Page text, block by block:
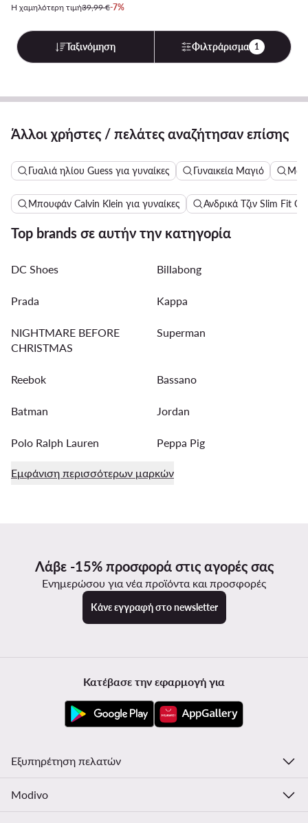
Η χαμηλότερη τιμή39,99 €-7%
Ταξινόμηση Φιλτράρισμα 1
Άλλοι χρήστες / πελάτες αναζήτησαν επίσης
Γυαλιά ηλίου Guess για γυναίκες Γυναικεία Μαγιό
Μπουφάν Calvin Klein για γυναίκες Ανδρικά Τζιν Slim Fit
Top brands σε αυτήν την κατηγορία
DC Shoes Billabong
Prada Kappa
NIGHTMARE BEFORE
CHRISTMAS
Superman
Reebok Bassano
Batman Jordan
Polo Ralph Lauren Peppa Pig
Εμφάνιση περισσότερων μαρκών
Λάβε -15% προσφορά στις αγορές σας
Ενημερώσου για νέα προϊόντα και προσφορές
Κάνε εγγραφή στο newsletter
Κατέβασε την εφαρμογή για
Εξυπηρέτηση πελατών
Modivo